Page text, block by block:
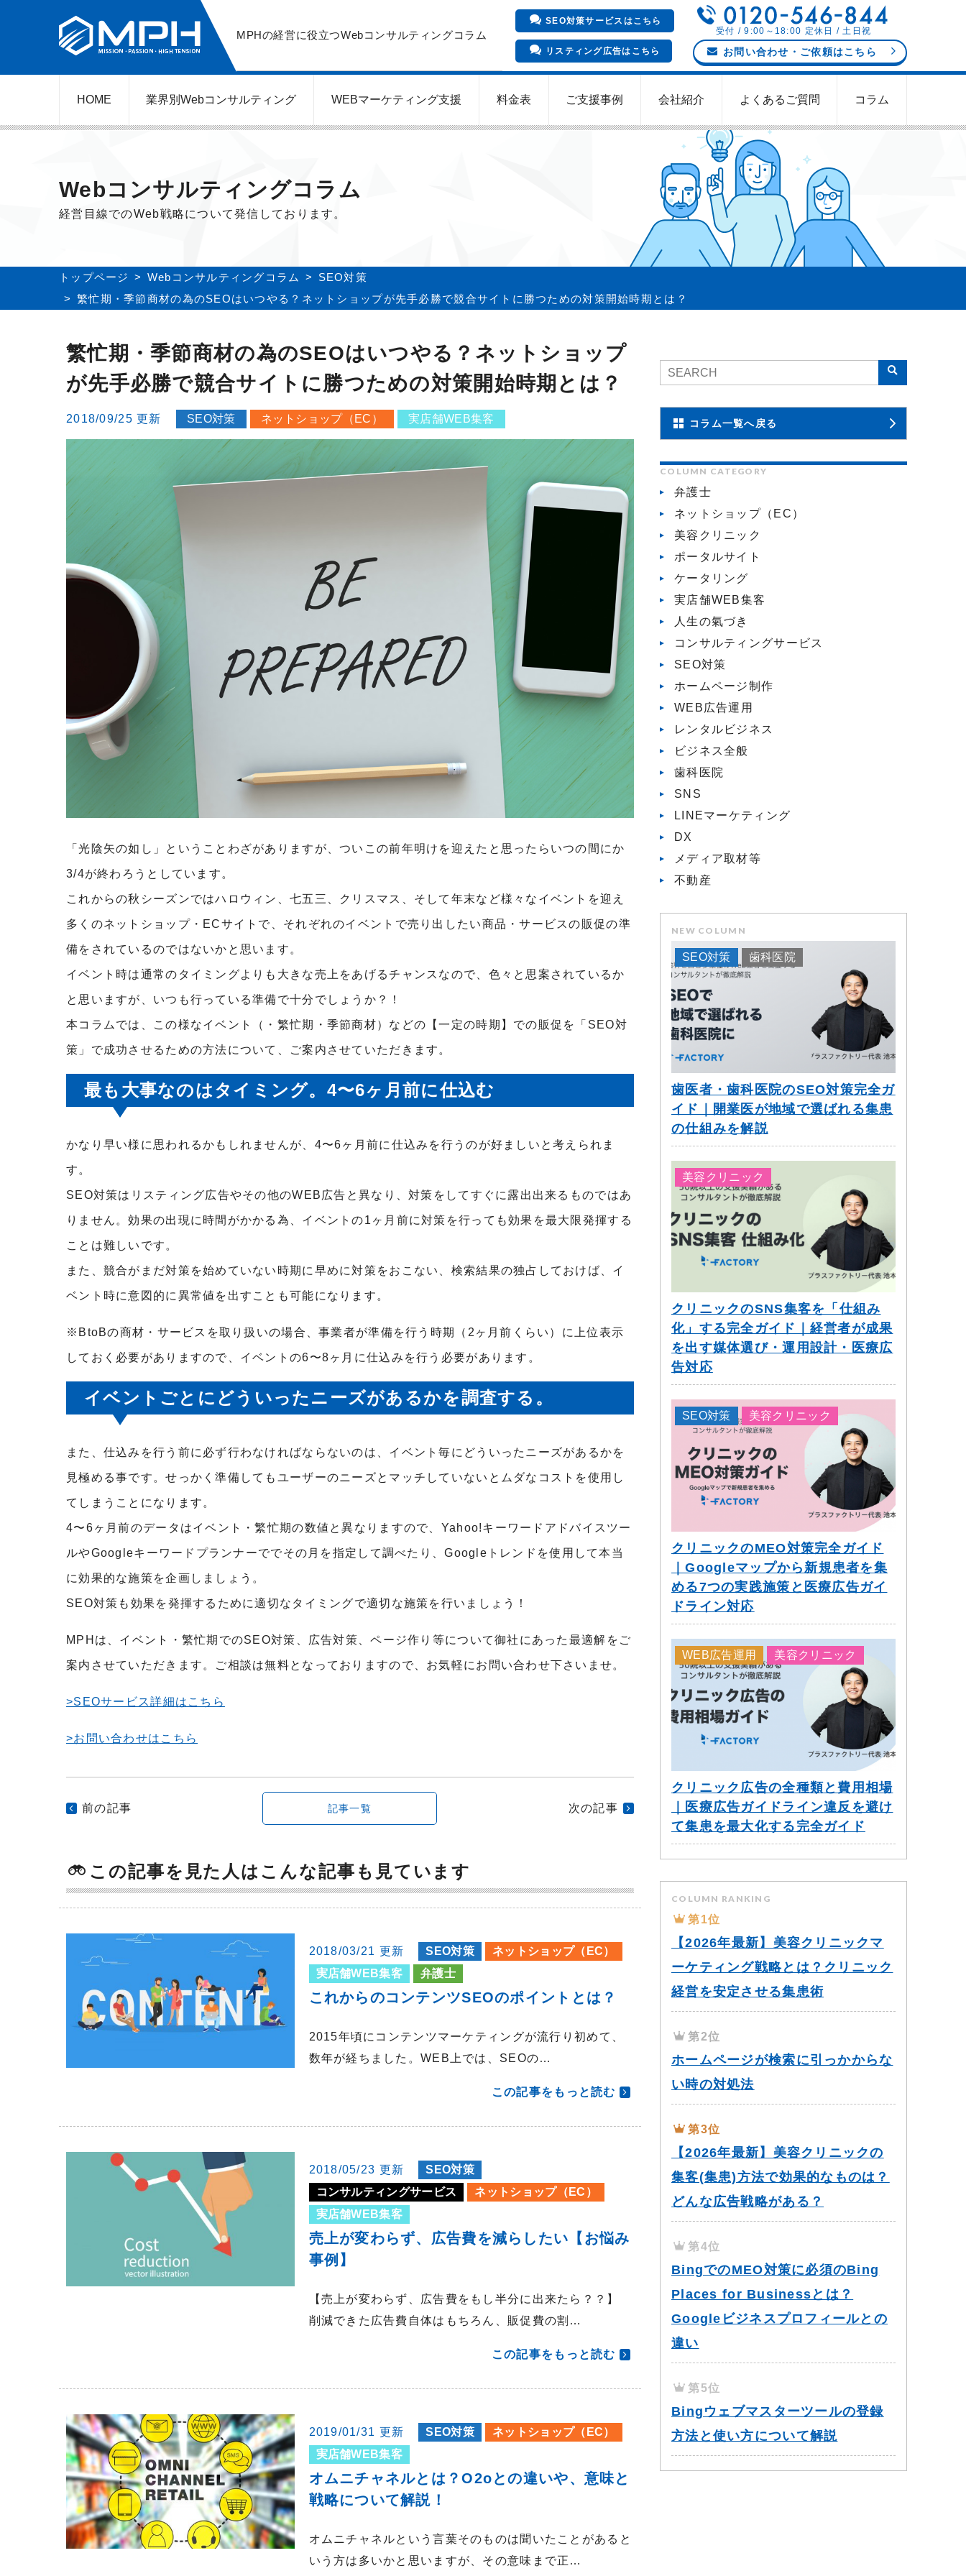
MPHの経営に役立つWebコンサルティングコラム
SEO対策サービスはこちら
リスティング広告はこちら
受付 / 9:00～18:00 定休日 / 土日祝
お問い合わせ ・ご依頼はこちら
HOME 業界別Webコンサルティング WEBマーケティング支援 料金表 ご支援事例 会社紹介 よくあるご質問 コラム
Webコンサルティングコラム
経営目線でのWeb戦略について発信しております。
トップページ Webコンサルティングコラム
SEO対策
繁忙期・季節商材の為のSEOはいつやる？ネットショップが先手必勝で競合サイトに勝つための対策開始時期とは？
繁忙期・季節商材の為のSEOはいつやる？ネットショップ
が先手必勝で競合サイトに勝つための対策開始時期とは？
2018/09/25 更新 SEO対策 ネットショップ（EC） 実店舗WEB集客
「光陰矢の如し」ということわざがありますが、ついこの前年明けを迎えたと思ったらいつの間にか
3/4が終わろうとしています。
これからの秋シーズンではハロウィン、七五三、クリスマス、そして年末など様々なイベントを迎え
多くのネットショップ・ECサイトで、それぞれのイベントで売り出したい商品・サービスの販促の準
備をされているのではないかと思います。
イベント時は通常のタイミングよりも大きな売上をあげるチャンスなので、色々と思案されているか
と思いますが、いつも行っている準備で十分でしょうか？！
本コラムでは、この様なイベント（・繁忙期・季節商材）などの【一定の時期】での販促を「SEO対
策」で成功させるための方法について、ご案内させていただきます。
最も大事なのはタイミング。4〜6ヶ月前に仕込む
かなり早い様に思われるかもしれませんが、4〜6ヶ月前に仕込みを行うのが好ましいと考えられま
す。
SEO対策はリスティング広告やその他のWEB広告と異なり、対策をしてすぐに露出出来るものではあ
りません。効果の出現に時間がかかる為、イベントの1ヶ月前に対策を行っても効果を最大限発揮する
ことは難しいです。
また、競合がまだ対策を始めていない時期に早めに対策をおこない、検索結果の独占しておけば、イ
ベント時に意図的に異常値を出すことも可能になります。
※BtoBの商材・サービスを取り扱いの場合、事業者が準備を行う時期（2ヶ月前くらい）に上位表示
しておく必要がありますので、イベントの6〜8ヶ月に仕込みを行う必要があります。
イベントごとにどういったニーズがあるかを調査する。
また、仕込みを行う前に必ず行わなければならないのは、イベント毎にどういったニーズがあるかを
見極める事です。せっかく準備してもユーザーのニーズとマッチしていないとムダなコストを使用し
てしまうことになります。
4〜6ヶ月前のデータはイベント・繁忙期の数値と異なりますので、 Yahoo!キーワードアドバイスツー
ルやGoogleキーワードプランナーででその月を指定して調べたり、Googleトレンドを使用して本当
に効果的な施策を企画しましょう。
SEO対策も効果を発揮するために適切なタイミングで適切な施策を行いましょう！
MPHは、イベント・繁忙期でのSEO対策、広告対策、ページ作り等について御社にあった最適解をご
案内させていただきます。ご相談は無料となっておりますので、お気軽にお問い合わせ下さいませ。
>SEOサービス詳細はこちら
>お問い合わせはこちら
前の記事 記事一覧 次の記事
この記事を見た人はこんな記事も見ています
2018/03/21 更新 SEO対策
ネットショップ（EC）
実店舗WEB集客
弁護士
これからのコンテンツSEOのポイントとは？
2015年頃にコンテンツマーケティングが流行り初めて、
数年が経ちました。WEB上では、SEOの…
この記事をもっと読む
2018/05/23 更新
SEO対策
コンサルティングサービス
ネットショップ（EC）
実店舗WEB集客
売上が変わらず、広告費を減らしたい【お悩み
事例】
【売上が変わらず、広告費をもし半分に出来たら？？】
削減できた広告費自体はもちろん、販促費の割…
この記事をもっと読む
2019/01/31 更新 SEO対策
ネットショップ（EC）
実店舗WEB集客
オムニチャネルとは？o2oとの違いや、意味と
戦略について解説！
オムニチャネルという言葉そのものは聞いたことがあると
いう方は多いかと思いますが、その意味まで正…
コラム一覧へ戻る
COLUMN CATEGORY
弁護士
ネットショップ（EC）
美容クリニック
ポータルサイト
ケータリング
実店舗WEB集客
人生の氣づき
コンサルティングサービス
SEO対策
ホームページ制作
WEB広告運用
レンタルビジネス
ビジネス全般
歯科医院
SNS
LINEマーケティング
DX
メディア取材等
不動産
NEW COLUMN
SEO対策 歯科医院
歯医者・歯科医院のSEO対策完全ガ
イド｜開業医が地域で選ばれる集患
の仕組みを解説
美容クリニック
クリニックのSNS集客を「仕組み
化」する完全ガイド｜経営者が成果
を出す媒体選び・運用設計・医療広
告対応
SEO対策 美容クリニック
クリニックのMEO対策完全ガイド
｜Googleマップから新規患者を集
める7つの実践施策と医療広告ガイ
ドライン対応
WEB広告運用 美容クリニック
クリニック広告の全種類と費用相場
｜医療広告ガイドライン違反を避け
て集患を最大化する完全ガイド
COLUMN RANKING
第1位
【2026年最新】美容クリニックマ
ーケティング戦略とは？クリニック
経営を安定させる集患術
第2位
ホームページが検索に引っかからな
い時の対処法
第3位
【2026年最新】美容クリニックの
集客(集患)方法で効果的なものは？
どんな広告戦略がある？
第4位
BingでのMEO対策に必須のBing
Places for Businessとは？
Googleビジネスプロフィールとの
違い
第5位
Bingウェブマスターツールの登録
方法と使い方について解説